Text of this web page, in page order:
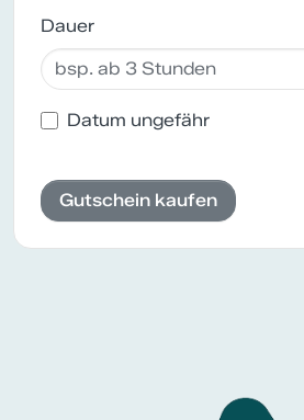
Dauer
Datum ungefähr
Gutschein kaufen